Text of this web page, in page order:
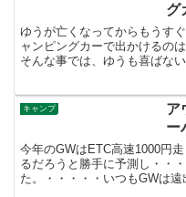
グ
ゆうが亡くなってからもうす
ャンピングカーで出かけるの
そんな事では、ゆうも喜ばな
キャンプ
ア
ー
今年のGWはETC高速1000円
るだろうと勝手に予測し・・
た。・・・・・いつもGWは